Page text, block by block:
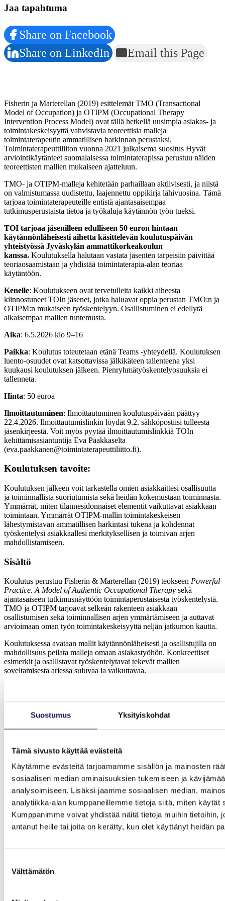
Suostumus Yksityiskohdat
Tämä sivusto käyttää evästeitä
Käytämme evästeitä tarjoamamme sisällön ja mainosten
sosiaalisen median ominaisuuksien tukemiseen ja
analysoimiseen. Lisäksi jaamme sosiaalisen median,
analytiikka-alan kumppaneillemme tietoja siitä, miten käytät
Kumppanimme voivat yhdistää näitä tietoja muihin tietoihin,
antanut heille tai joita on kerätty, kun olet käyttänyt heidän
valinta
Välttämätön
Jaa tapahtuma
Share on Facebook
Share on LinkedIn
Email this Page
Fisherin ja Marterellan (2019) esittelemät TMO (Transactional
Model of Occupation) ja OTIPM (Occupational Therapy
Intervention Process Model) ovat tällä hetkellä uusimpia asiakas- ja
toimintakeskeisyyttä vahvistavia teoreettisia malleja
toimintaterapeutin ammatillisen harkinnan perustaksi.
Toimintaterapeuttiliiton vuonna 2021 julkaisema suositus Hyvät
arviointikäytänteet suomalaisessa toimintaterapissa perustuu näiden
teoreettisten mallien mukaiseen ajatteluun.
TMO- ja OTIPM-malleja kehitetään parhaillaan aktiivisesti, ja niistä
on valmistumassa uudistettu, laajennettu oppikirja lähivuosina. Tämä
tarjoaa toimintaterapeuteille entistä ajantasaisempaa
tutkimusperustaista tietoa ja työkaluja käytännön työn tueksi.
TOI tarjoaa jäsenilleen edulliseen 50 euron hintaan
käytännönläheisesti aihetta käsittelevän koulutuspäivän
yhteistyössä Jyväskylän ammattikorkeakoulun
kanssa. Koulutuksella halutaan vastata jäsenten tarpeisiin päivittää
teoriaosaamistaan ja yhdistää toimintaterapia-alan teoriaa
käytäntöön.
Kenelle: Koulutukseen ovat tervetulleita kaikki aiheesta
kiinnostuneet TOIn jäsenet, jotka haluavat oppia perustan TMO:n ja
OTIPM:n mukaiseen työskentelyyn. Osallistuminen ei edellytä
aikaisempaa mallien tuntemusta.
Aika: 6.5.2026 klo 9–16
Paikka: Koulutus toteutetaan etänä Teams -yhteydellä. Koulutuksen
luento-osuudet ovat katsottavissa jälkikäteen tallenteena yksi
kuukausi koulutuksen jälkeen. Pienryhmätyöskentelyosuuksia ei
tallenneta.
Hinta: 50 euroa
Ilmoittautuminen: Ilmoittautuminen koulutuspäivään päättyy
22.4.2026. Ilmoittautumislinkin löydät 9.2. sähköpostiisi tulleesta
jäsenkirjeestä. Voit myös pyytää ilmoittautumislinkkiä TOIn
kehittämisasiantuntija Eva Paakkaselta
(eva.paakkanen@toimintaterapeuttiliitto.fi).
Koulutuksen tavoite:
Koulutuksen jälkeen voit tarkastella omien asiakkaittesi osallisuutta
ja toiminnallista suoriutumista sekä heidän kokemustaan toiminnasta.
Ymmärrät, miten tilannesidonnaiset elementit vaikuttavat asiakkaan
toimintaan. Ymmärrät OTIPM-mallin toimintakeskeisen
lähestymistavan ammatillisen harkintasi tukena ja kohdennat
työskentelysi asiakkaallesi merkityksellisen ja toimivan arjen
mahdollistamiseen.
Sisältö
Koulutus perustuu Fisherin & Marterellan (2019) teokseen Powerful
Practice. A Model of Authentic Occupational Therapy sekä
ajantasaiseen tutkimusnäyttöön toimintaperustaisesta työskentelystä.
TMO ja OTIPM tarjoavat selkeän rakenteen asiakkaan
osallistumisen sekä toiminnallisen arjen ymmärtämiseen ja auttavat
arvioimaan oman työn toimintakeskeisyyttä neljän jatkumon kautta.
Koulutuksessa avataan mallit käytännönläheisesti ja osallistujilla on
mahdollisuus peilata malleja omaan asiakastyöhön. Konkreettiset
esimerkit ja osallistavat työskentelytavat tekevät mallien
soveltamisesta arjessa sujuvaa ja vaikuttavaa.
ne tekijät, jotka vaikuttavat asiakkaan toiminnalliseen
vahvistavat näyttöön perustuvaa työskentelyä ja perusteltuja
tukevat ammatillista harkintaa ja auttavat arvioimaan työn
ohjaavat keskittymään asiakkaan aitoon toimintaan ja sen
merkityksiin, ei pelkästään taustatekijöihin tai valmiuksiin
Toteutus
Koulutuspäivä toteutuu etänä klo 9–16 Teams-yhteydellä.
Ilmoittautumisen yhteydessä osallistujille toimitetaan pieni omaan
tallenneta.